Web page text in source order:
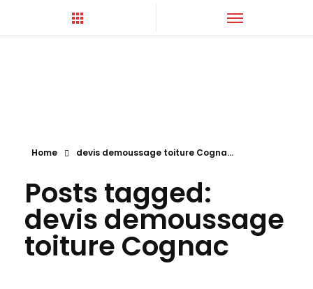
Home devis demoussage toiture Cogna...
Posts tagged:
devis demoussage
toiture Cognac